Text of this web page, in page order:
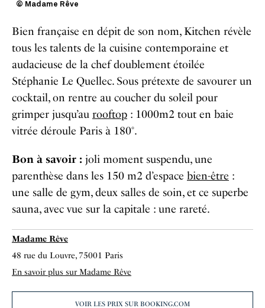
© Madame Rêve
Bien française en dépit de son nom, Kitchen révèle
tous les talents de la cuisine contemporaine et
audacieuse de la chef doublement étoilée
Stéphanie Le Quellec. Sous prétexte de savourer un
cocktail, on rentre au coucher du soleil pour
grimper jusqu’au rooftop : 1000m2 tout en baie
vitrée déroule Paris à 180°.
Bon à savoir : joli moment suspendu, une
parenthèse dans les 150 m2 d’espace bien-être :
une salle de gym, deux salles de soin, et ce superbe
sauna, avec vue sur la capitale : une rareté.
Madame Rêve
48 rue du Louvre, 75001 Paris
En savoir plus sur Madame Rêve
VOIR LES PRIX SUR BOOKING.COM